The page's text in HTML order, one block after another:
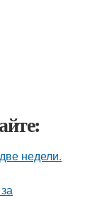
недели.